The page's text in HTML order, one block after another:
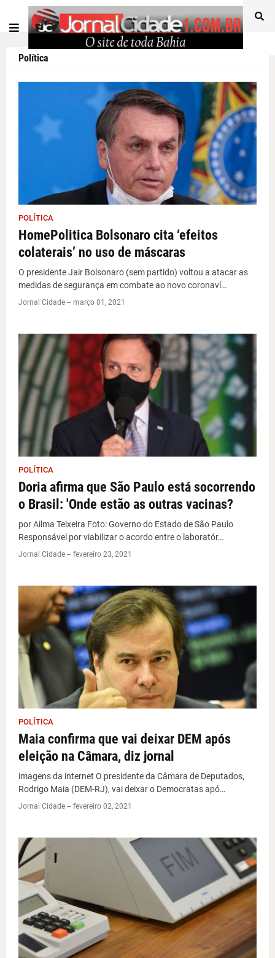
Política
POLÍTICA
HomePolitica Bolsonaro cita ‘efeitos
colaterais’ no uso de máscaras
O presidente Jair Bolsonaro (sem partido) voltou a atacar as
medidas de segurança em combate ao novo coronaví…
Jornal Cidade -- março 01, 2021
POLÍTICA
Doria afirma que São Paulo está socorrendo
o Brasil: 'Onde estão as outras vacinas?
por Ailma Teixeira Foto: Governo do Estado de São Paulo
Responsável por viabilizar o acordo entre o laboratór…
Jornal Cidade -- fevereiro 23, 2021
POLÍTICA
Maia confirma que vai deixar DEM após
eleição na Câmara, diz jornal
imagens da internet O presidente da Câmara de Deputados,
Rodrigo Maia (DEM-RJ), vai deixar o Democratas apó…
Jornal Cidade -- fevereiro 02, 2021